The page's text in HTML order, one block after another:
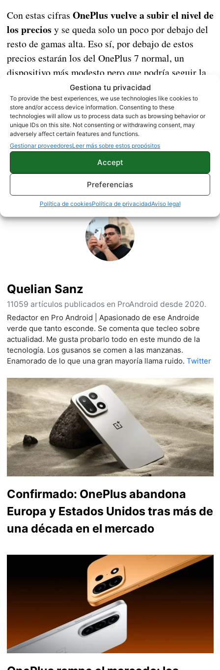
Gestiona tu privacidad
To provide the best experiences, we use technologies like cookies to
store and/or access device information. Consenting to these
technologies will allow us to process data such as browsing behavior or
unique IDs on this site. Not consenting or withdrawing consent, may
adversely affect certain features and functions.
Gestionar proveedoresLeer más sobre estos propósitos
Accept
Preferencias
Política de cookiesPolítica de privacidadAviso legal
Con estas cifras OnePlus vuelve a subir el nivel de
los precios y se queda solo un poco por debajo del
resto de gamas alta. Eso sí, por debajo de estos
precios estarán los del OnePlus 7 normal, un
dispositivo más modesto pero que podría seguir la
misma estrategia de precios que el OnePlus 6T.
Fuente |Twitter
NOTICIAS
Quelian Sanz
11059 artículos publicados en ProAndroid desde 2020.
Redactor en Pro Android | Apasionado de ese Androide
verde que tanto esconde. Se comenta que tecleo sobre
actualidad. Me gusta probarlo todo en este mundo de la
tecnología. Los gusanos se comen a las manzanas.
Enamorado de lo que una gran mayoría llama ruido. Twitter
Confirmado: OnePlus abandona
Europa y Estados Unidos tras más de
una década en el mercado